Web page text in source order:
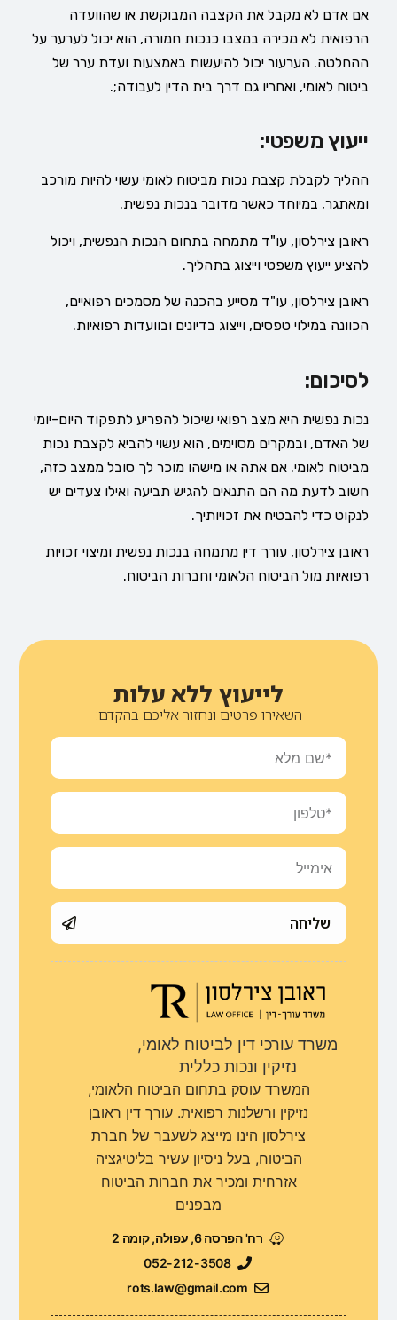
אם אדם לא מקבל את הקצבה המבוקשת או שהוועדה
הרפואית לא מכירה במצבו כנכות חמורה, הוא יכול לערער על
ההחלטה. הערעור יכול להיעשות באמצעות ועדת ערר של
ביטוח לאומי, ואחריו גם דרך בית הדין לעבודה;.
ייעוץ משפטי:
ההליך לקבלת קצבת נכות מביטוח לאומי עשוי להיות מורכב
ומאתגר, במיוחד כאשר מדובר בנכות נפשית.
ראובן צירלסון, עו"ד מתמחה בתחום הנכות הנפשית, ויכול
להציע ייעוץ משפטי וייצוג בתהליך.
ראובן צירלסון, עו"ד מסייע בהכנה של מסמכים רפואיים,
הכוונה במילוי טפסים, וייצוג בדיונים ובוועדות רפואיות.
לסיכום:
נכות נפשית היא מצב רפואי שיכול להפריע לתפקוד היום-יומי
של האדם, ובמקרים מסוימים, הוא עשוי להביא לקצבת נכות
מביטוח לאומי. אם אתה או מישהו מוכר לך סובל ממצב כזה,
חשוב לדעת מה הם התנאים להגיש תביעה ואילו צעדים יש
לנקוט כדי להבטיח את זכויותיך.
ראובן צירלסון, עורך דין מתמחה בנכות נפשית ומיצוי זכויות
רפואיות מול הביטוח הלאומי וחברות הביטוח.
לייעוץ ללא עלות
השאירו פרטים ונחזור אליכם בהקדם:
שליחה
משרד עורכי דין לביטוח לאומי,
נזיקין ונכות כללית
המשרד עוסק בתחום הביטוח הלאומי,
נזיקין ורשלנות רפואית. עורך דין ראובן
צירלסון הינו מייצג לשעבר של חברת
הביטוח, בעל ניסיון עשיר בליטיגציה
אזרחית ומכיר את חברות הביטוח
מבפנים
רח' הפרסה 6, עפולה, קומה 2
052-212-3508
rots.law@gmail.com